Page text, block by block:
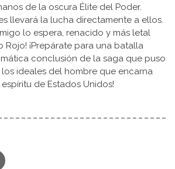
de la oscura Élite del Poder.
llevará la lucha directamente a ellos.
lo espera, renacido y más letal
Rojo! ¡Prepárate para una batalla
conclusión de la saga que puso
ideales del hombre que encarna
de Estados Unidos!